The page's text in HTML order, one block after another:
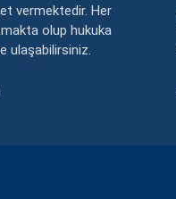
vermektedir. Her
olup hukuka
ulaşabilirsiniz.